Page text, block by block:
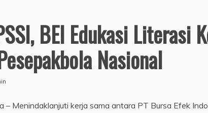
BEI Edukasi Literasi
Nasional
– Menindaklanjuti kerja sama antara PT Bursa Efek